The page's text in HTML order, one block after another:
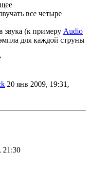
все четыре
звука (к примеру Audio
для каждой струны
20 янв 2009, 19:31,
21:30